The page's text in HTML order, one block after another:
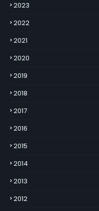
2023
2022
2021
2020
2019
2018
2017
2016
2015
2014
2013
2012